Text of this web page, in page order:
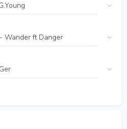
Wander ft Danger